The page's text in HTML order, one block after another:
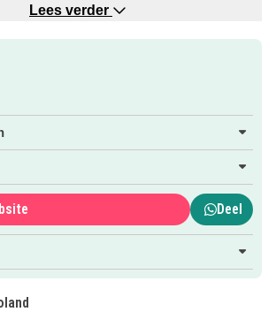
gezin van toffe tentoonstellingen en
van Almere. Met wisselende thema’s
dus houdt onze uitagenda goed in de
over Jij bent M. en de activiteiten &
Art Familietour
Een leuke én leerzame
die je meeneemt langs drie
in Flevoland!
Lees verder
Deel